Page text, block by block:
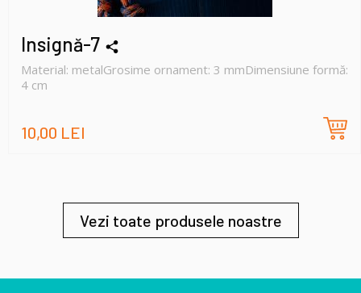
Insignă-7
Material: metalGrosime ornament: 3 mmDimensiune formă:
4 cm
10,00 LEI
Vezi toate produsele noastre